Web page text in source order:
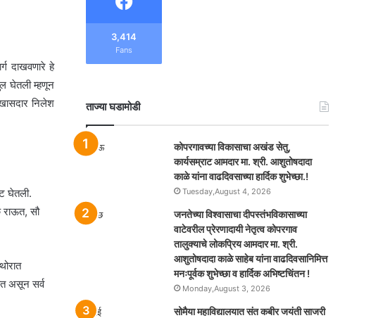
दाखवणारे हे
घेतली म्हणून
निलेश
घेतली.
राऊत, सौ
असून सर्व
3,414
Fans
ताज्या घडामोडी
कोपरगावच्या विकासाचा अखंड सेतु,
कार्यसम्राट आमदार मा. श्री. आशुतोषदादा
काळे यांना वाढदिवसाच्या हार्दिक शुभेच्छा.!
Tuesday,August 4, 2026
जनतेच्या विश्वासाचा दीपस्तंभविकासाच्या
वाटेवरील प्रेरणादायी नेतृत्व कोपरगाव
तालुक्याचे लोकप्रिय आमदार मा. श्री.
आशुतोषदादा काळे साहेब यांना वाढदिवसानिमित्त
मनःपूर्वक शुभेच्छा व हार्दिक अभिष्टचिंतन !
Monday,August 3, 2026
सोमैया महाविद्यालयात संत कबीर जयंती साजरी